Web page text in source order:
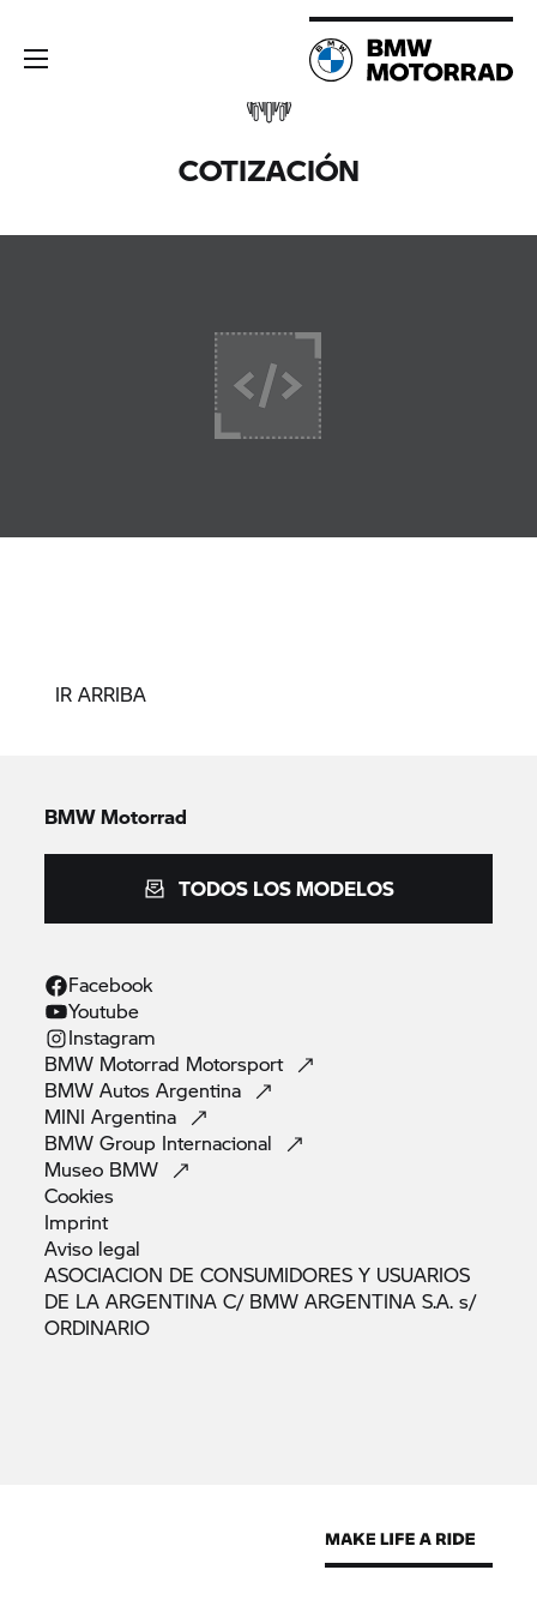
COTIZACIÓN
IR ARRIBA
BMW Motorrad
TODOS LOS MODELOS
Facebook
Youtube
Instagram
BMW Motorrad Motorsport
BMW AutosArgentina
MINIArgentina
BMW Group Internacional
Museo BMW
Cookies
Imprint
Aviso legal
ASOCIACION DE CONSUMIDORES Y USUARIOS
DE LA ARGENTINA C/ BMW ARGENTINA S.A. s/
ORDINARIO